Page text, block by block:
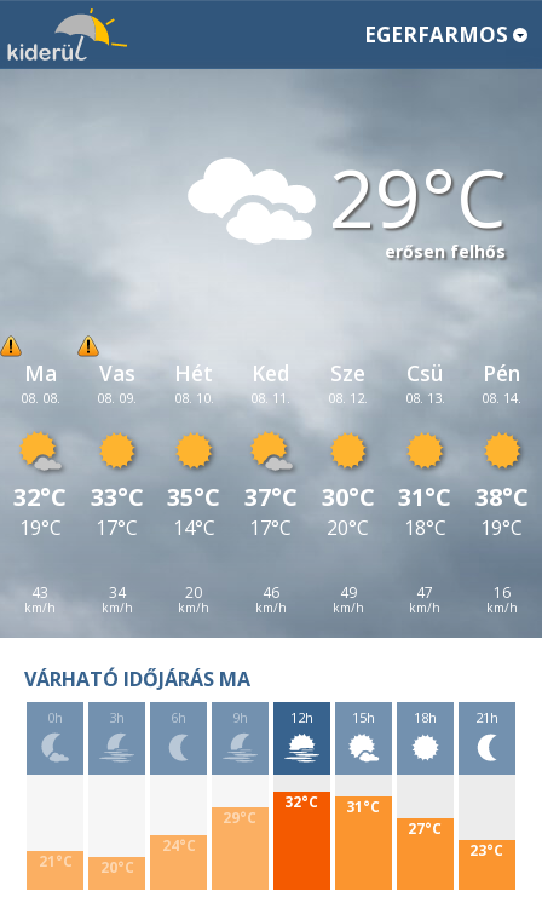
EGERFARMOS
29
erősen felhős
Ma
08. 08.
32°C
19°C
43
Vas
08. 09.
33°C
17°C
34
Hét
08. 10.
35°C
14°C
20
Ked
08. 11.
37°C
17°C
46
Sze
08. 12.
30°C
20°C
49
Csü
08. 13.
31°C
18°C
47
Pén
08. 14.
38°C
19°C
16
VÁRHATÓ IDŐJÁRÁS MA
0h
21°C
3h
20°C
6h
24°C
9h
29°C
12h
32°C
15h
31°C
18h
27°C
21h
23°C